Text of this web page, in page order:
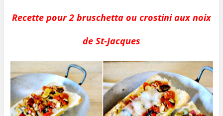
Recette pour 2 bruschetta ou crostini aux noix
de St-Jacques